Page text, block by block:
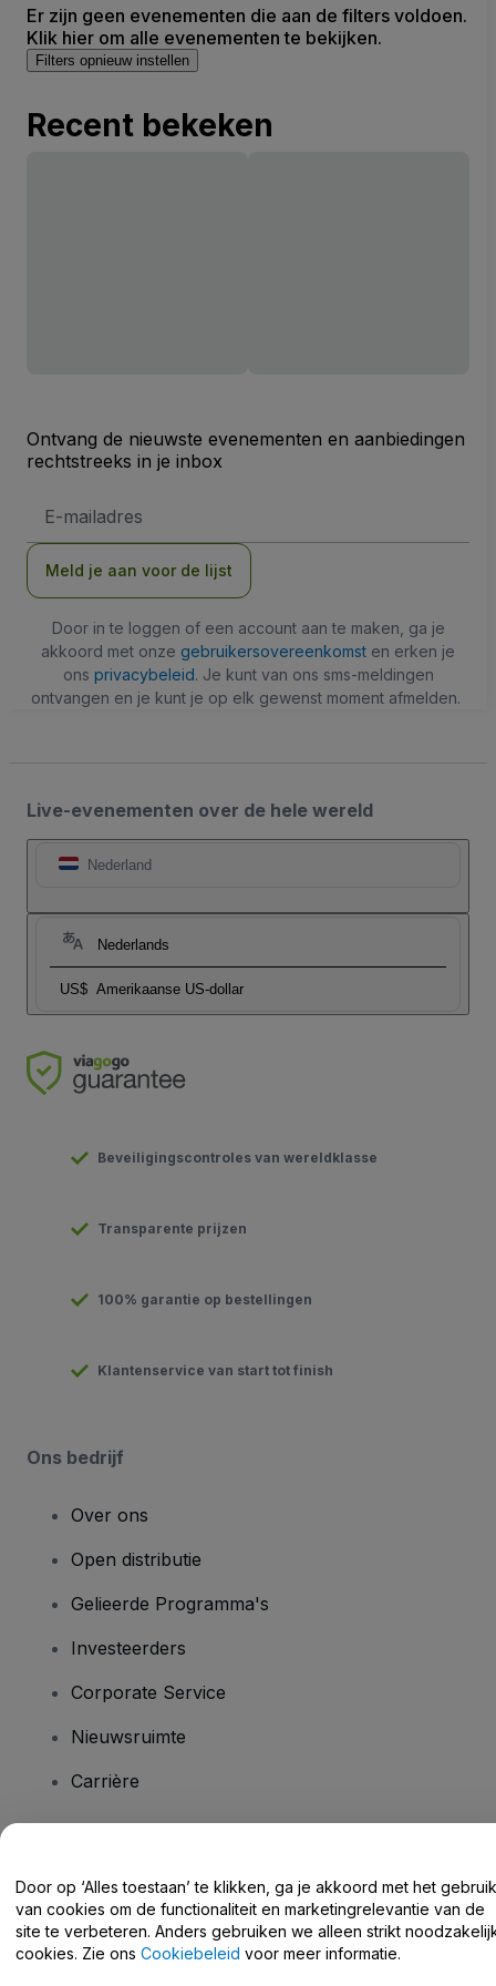
Er zijn geen evenementen die aan de filters voldoen.
Klik hier om alle evenementen te bekijken.
Filters opnieuw instellen
Recent bekeken
Ontvang de nieuwste evenementen en aanbiedingen
rechtstreeks in je inbox
mailadres
Meld je aan voor de lijst
Door in te loggen of een account aan te maken, ga je
akkoord met onze gebruikersovereenkomst en erken je
ons privacybeleid. Je kunt van ons sms-meldingen
ontvangen en je kunt je op elk gewenst moment afmelden.
Live-evenementen over de hele wereld
Nederland
Nederlands
US$ Amerikaanse US-dollar
Beveiligingscontroles van wereldklasse
Transparente prijzen
100% garantie op bestellingen
Klantenservice van start tot finish
Ons bedrijf
Over ons
Open distributie
Gelieerde Programma's
Investeerders
Corporate Service
Nieuwsruimte
Carrière
Helpcentrum / Neem Contact Met Ons Op
Door op ‘Alles toestaan’ te klikken, ga je akkoord met het gebruik
van cookies om de functionaliteit en marketingrelevantie van de
site te verbeteren. Anders gebruiken we alleen strikt
cookies. Zie ons Cookiebeleid voor meer informatie.